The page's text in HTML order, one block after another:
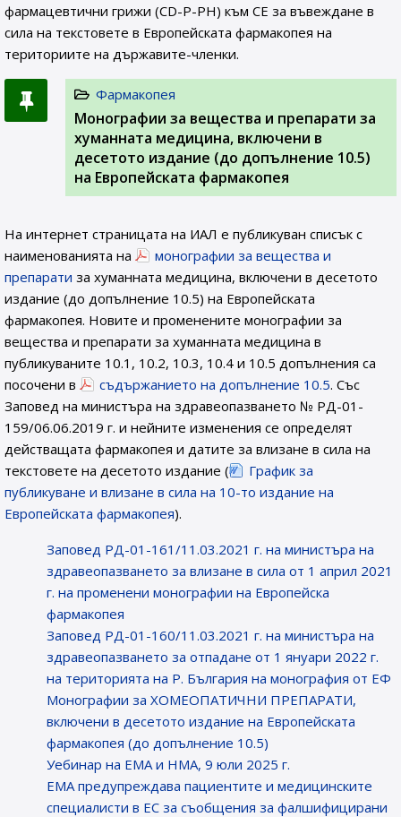
фармацевтични грижи (CD-P-PH) към СЕ за въвеждане в
сила на текстовете в Европейската фармакопея на
териториите на държавите-членки.
Фармакопея
Монографии за вещества и препарати за
хуманната медицина, включени в
десетото издание (до допълнение 10.5)
на Европейската фармакопея
На интернет страницата на ИАЛ e публикуван списък с
наименованията на
монографии за вещества и
препарати за хуманната медицина, включени в десетото
издание (до допълнение 10.5) на Европейската
фармакопея. Новите и променените монографии за
вещества и препарати за хуманната медицина в
публикуваните 10.1, 10.2, 10.3, 10.4 и 10.5 допълнения са
посочени в
съдържанието на допълнение 10.5. Със
Заповед на министъра на здравеопазването № РД-01-
159/06.06.2019 г. и нейните изменения се определят
действащата фармакопея и датите за влизане в сила на
текстовете на десетото издание (
График за
публикуване и влизане в сила на 10-то издание на
Европейската фармакопея).
Заповед РД-01-161/11.03.2021 г. на министъра на
здравеопазването за влизане в сила от 1 април 2021
г. на променени монографии на Европейска
фармакопея
Заповед РД-01-160/11.03.2021 г. на министъра на
здравеопазването за отпадане от 1 януари 2022 г.
на територията на Р. България на монография от ЕФ
Монографии за ХОМЕОПАТИЧНИ ПРЕПАРАТИ,
включени в десетото издание на Европейската
фармакопея (до допълнение 10.5)
Уебинар на ЕМА и НМА, 9 юли 2025 г.
EMA предупреждава пациентите и медицинските
специалисти в ЕС за съобщения за фалшифицирани